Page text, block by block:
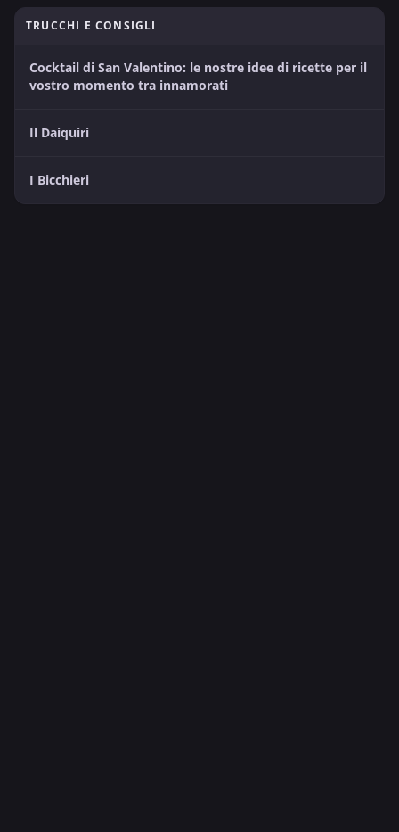
TRUCCHI E CONSIGLI
Cocktail di San Valentino: le nostre idee di ricette per il
vostro momento tra innamorati
Il Daiquiri
I Bicchieri